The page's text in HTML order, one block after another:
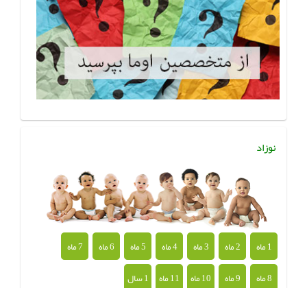
نوزاد
1 ماه 2 ماه 3 ماه 4 ماه 5 ماه 6 ماه
7 ماه
8 ماه
9 ماه 10 ماه 11 ماه 1 سال